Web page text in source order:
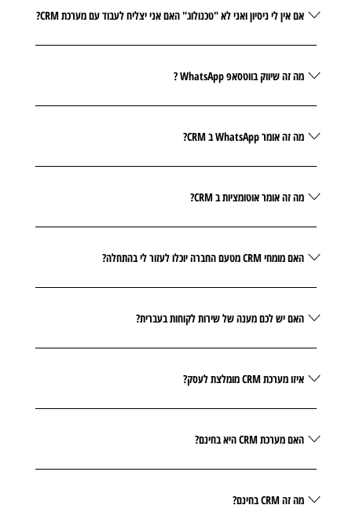
אם אין לי ניסיון ואני לא "טכנולוג" האם אני יצליח לעבוד עם מערכת CRM?
מה זה שיווק בווטסאפ WhatsApp ?
מה זה אומר WhatsApp ב CRM?
מה זה אומר אוטומציות ב CRM?
האם מומחי CRM מטעם החברה יוכלו לעזור לי בהתחלה?
האם יש לכם מענה של שירות לקוחות בעברית?
איזו מערכת CRM מומלצת לעסק?
האם מערכת CRM היא בחינם?
מה זה CRM בחינם?